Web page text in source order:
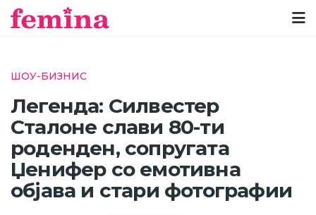
ШОУ-БИЗНИС
Легенда: Силвестер
Сталоне слави 80-ти
роденден, сопругата
Џенифер со емотивна
објава и стари фотографии